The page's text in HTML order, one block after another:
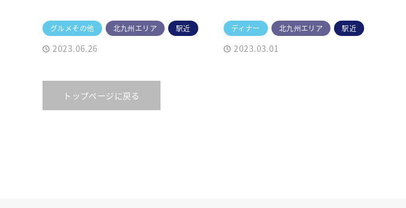
グルメその他 北九州エリア 駅近
2023.06.26
ディナー 北九州エリア 駅近
2023.03.01
トップページに戻る